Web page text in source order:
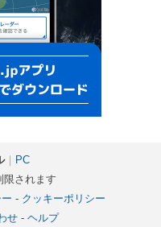
｜ PC
されます
- クッキーポリシー
せ- ヘルプ